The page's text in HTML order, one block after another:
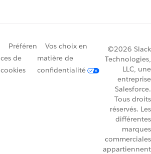
Préféren
ces de
cookies
Vos choix en
matière de
confidentialité
©2026 Slack
Technologies,
LLC, une
entreprise
Salesforce.
Tous droits
réservés. Les
différentes
marques
commerciales
appartiennent